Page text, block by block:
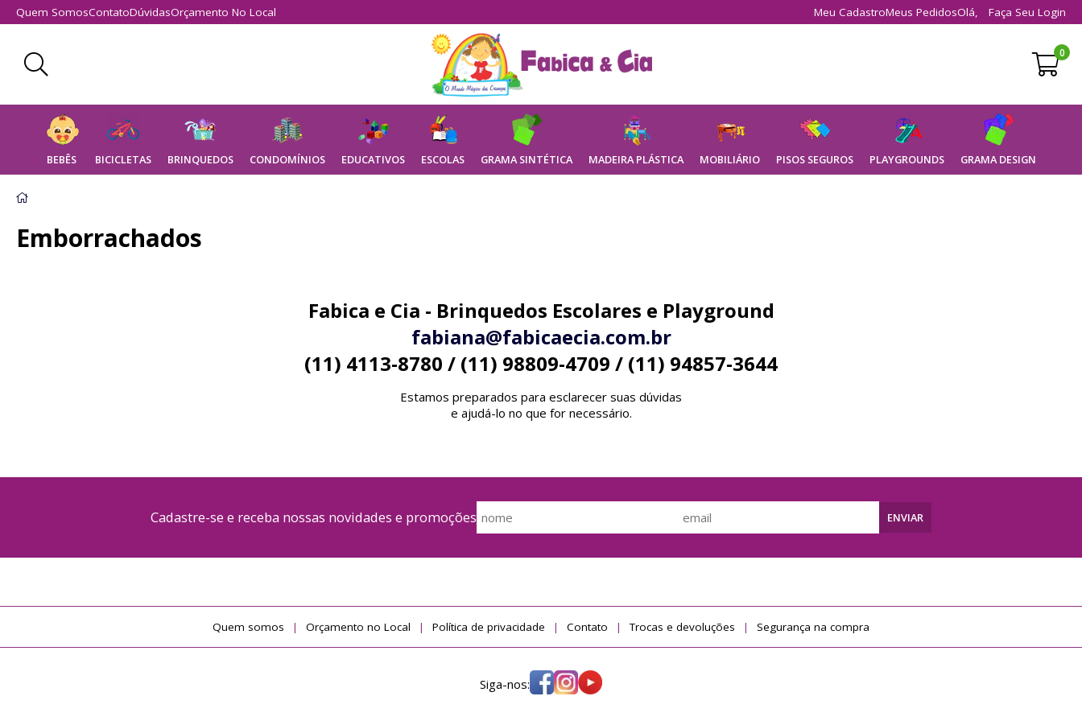
Quem SomosContatoDúvidasOrçamento No Local Meu CadastroMeus PedidosOlá, Faça Seu Login
BEBÊS BICICLETAS BRINQUEDOS CONDOMÍNIOS EDUCATIVOS ESCOLAS GRAMA SINTÉTICA MADEIRA PLÁSTICA MOBILIÁRIO PISOS SEGUROS PLAYGROUNDS GRAMA DESIGN
0
Emborrachados
Fabica e Cia - Brinquedos Escolares e Playground
fabiana@fabicaecia.com.br
(11) 4113-8780 / (11) 98809-4709 / (11) 94857-3644
Estamos preparados para esclarecer suas dúvidas
e ajudá-lo no que for necessário.
Cadastre-se e receba nossas novidades e promoções ENVIAR
Quem somos Orçamento no Local Política de privacidade Contato Trocas e devoluções Segurança na compra
Siga-nos: